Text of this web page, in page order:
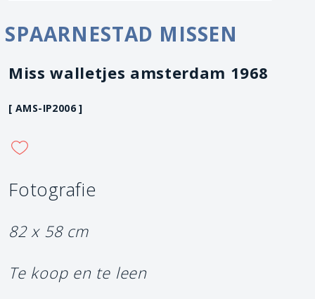
SPAARNESTAD MISSEN
Miss walletjes amsterdam 1968
[ AMS-IP2006 ]
Fotografie
82 x 58 cm
Te koop en te leen